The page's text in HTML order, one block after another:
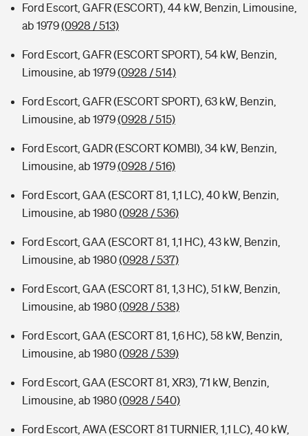
Ford Escort, GAFR (ESCORT), 44 kW, Benzin, Limousine,
ab 1979(0928 / 513)
Ford Escort, GAFR (ESCORT SPORT), 54 kW, Benzin,
Limousine, ab 1979(0928 / 514)
Ford Escort, GAFR (ESCORT SPORT), 63 kW, Benzin,
Limousine, ab 1979(0928 / 515)
Ford Escort, GADR (ESCORT KOMBI), 34 kW, Benzin,
Limousine, ab 1979(0928 / 516)
Ford Escort, GAA (ESCORT 81, 1,1 LC), 40 kW, Benzin,
Limousine, ab 1980(0928 / 536)
Ford Escort, GAA (ESCORT 81, 1,1 HC), 43 kW, Benzin,
Limousine, ab 1980(0928 / 537)
Ford Escort, GAA (ESCORT 81, 1,3 HC), 51 kW, Benzin,
Limousine, ab 1980(0928 / 538)
Ford Escort, GAA (ESCORT 81, 1,6 HC), 58 kW, Benzin,
Limousine, ab 1980(0928 / 539)
Ford Escort, GAA (ESCORT 81, XR3), 71 kW, Benzin,
Limousine, ab 1980(0928 / 540)
Ford Escort, AWA (ESCORT 81 TURNIER, 1,1 LC), 40 kW,